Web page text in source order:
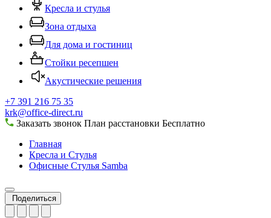
Кресла и стулья
Зона отдыха
Для дома и гостиниц
Стойки ресепшен
Акустические решения
+7 391 216 75 35
krk@office-direct.ru
Заказать звонок План расстановки Бесплатно
Главная
Кресла и Стулья
Офисные Стулья Samba
Поделиться